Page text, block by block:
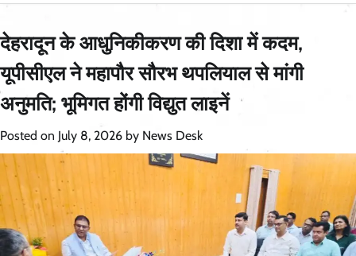
देहरादून के आधुनिकीकरण की दिशा में कदम,
यूपीसीएल ने महापौर सौरभ थपलियाल से मांगी
अनुमति; भूमिगत होंगी विद्युत लाइनें
Posted on July 8, 2026 by News Desk